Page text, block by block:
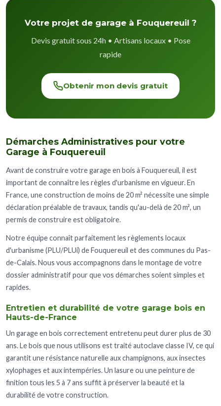
Votre projet de garage à Fouquereuil ?
Devis gratuit sous 24h • Artisans locaux • Pose
rapide
Obtenir mon devis gratuit
Démarches Administratives pour votre
Garage à Fouquereuil
Avant de construire votre garage en bois à Fouquereuil, il est
important de connaître les règles d'urbanisme en vigueur. En
France, une construction de moins de 20 m² nécessite une simple
déclaration préalable de travaux, tandis qu'au-delà de 20 m², un
permis de construire est obligatoire.
Notre équipe connaît parfaitement les règlements locaux
d'urbanisme (PLU/PLUi) de Fouquereuil et des communes du Pas-
de-Calais. Nous vous accompagnons dans le montage de votre
dossier administratif pour que vos démarches soient simples et
rapides.
Entretien et durabilité de votre garage bois en
Hauts-de-France
Un garage en bois correctement entretenu peut durer plus de 30
ans. Le bois que nous utilisons est traité autoclave classe IV, ce qui
garantit une résistance naturelle aux champignons, aux insectes
xylophages et aux intempéries. Un lasure ou une peinture de
finition tous les 5 à 7 ans suffit à préserver la beauté et la
durabilité de votre construction.